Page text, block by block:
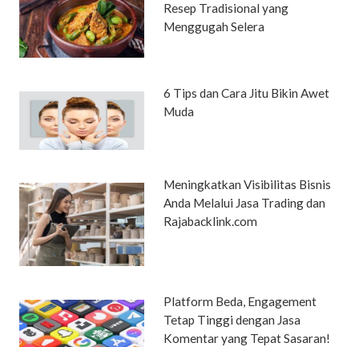
Resep Tradisional yang
Menggugah Selera
6 Tips dan Cara Jitu Bikin Awet
Muda
Meningkatkan Visibilitas Bisnis
Anda Melalui Jasa Trading dan
Rajabacklink.com
Platform Beda, Engagement
Tetap Tinggi dengan Jasa
Komentar yang Tepat Sasaran!